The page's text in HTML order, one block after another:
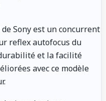
Sony est un concurrent
reflex autofocus du
et la facilité
avec ce modèle